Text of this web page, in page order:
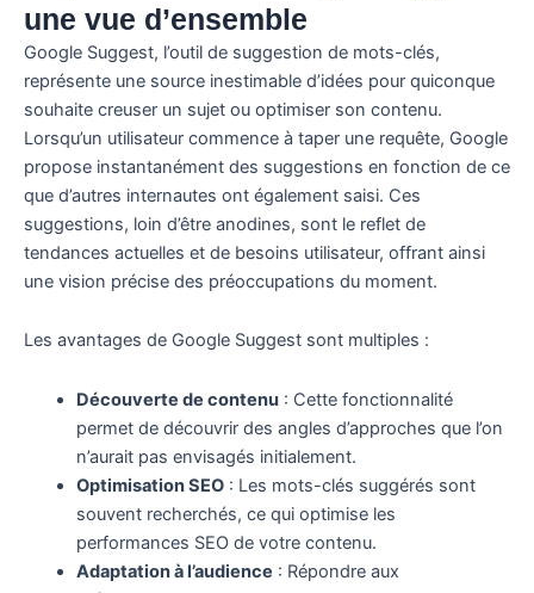
une vue d’ensemble
Google Suggest, l’outil de suggestion de mots-clés,
représente une source inestimable d’idées pour quiconque
souhaite creuser un sujet ou optimiser son contenu.
Lorsqu’un utilisateur commence à taper une requête, Google
propose instantanément des suggestions en fonction de ce
que d’autres internautes ont également saisi. Ces
suggestions, loin d’être anodines, sont le reflet de
tendances actuelles et de besoins utilisateur, offrant ainsi
une vision précise des préoccupations du moment.
Les avantages de Google Suggest sont multiples :
Découverte de contenu: Cette fonctionnalité
permet de découvrir des angles d’approches que l’on
n’aurait pas envisagés initialement.
Optimisation SEO: Les mots-clés suggérés sont
souvent recherchés, ce qui optimise les
performances SEO de votre contenu.
Adaptation à l’audience : Répondre aux